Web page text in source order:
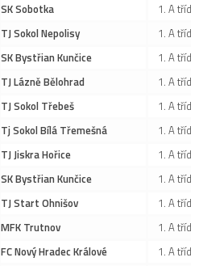
SK Sobotka
1. A třída
TJ Sokol Nepolisy
1. A třída
SK Bystřian Kunčice
1. A třída
TJ Lázně Bělohrad
1. A třída
TJ Sokol Třebeš
1. A třída
Tj Sokol Bílá Třemešná
1. A třída
TJ Jiskra Hořice
1. A třída
SK Bystřian Kunčice
1. A třída
TJ Start Ohnišov
1. A třída
MFK Trutnov
1. A třída
FC Nový Hradec Králové
1. A třída